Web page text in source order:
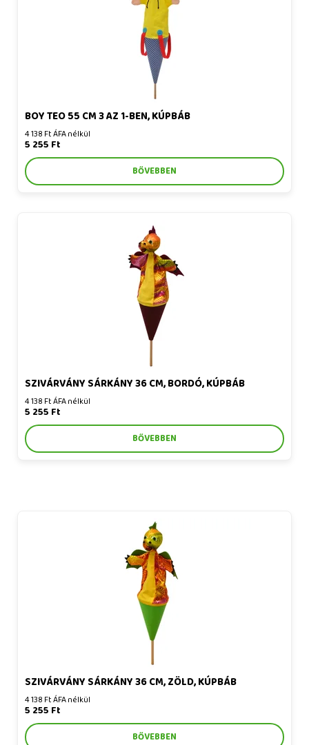
BOY TEO 55 CM 3 AZ 1-BEN, KÚPBÁB
4 138 Ft ÁFA nélkül
5 255 Ft
BŐVEBBEN
Szivárvány sárkány 36 cm, bordó, kúpbáb
SZIVÁRVÁNY SÁRKÁNY 36 CM, BORDÓ, KÚPBÁB
4 138 Ft ÁFA nélkül
5 255 Ft
BŐVEBBEN
Szivárvány sárkány 36 cm, zöld, kúpbáb
SZIVÁRVÁNY SÁRKÁNY 36 CM, ZÖLD, KÚPBÁB
4 138 Ft ÁFA nélkül
5 255 Ft
BŐVEBBEN